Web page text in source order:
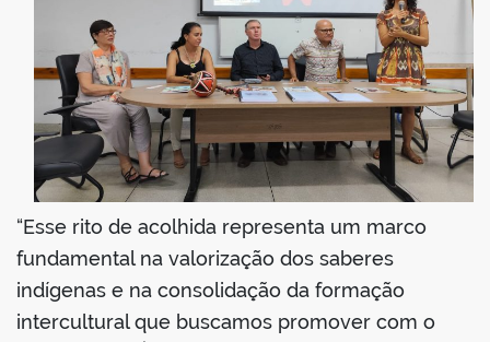
“Esse rito de acolhida representa um marco
fundamental na valorização dos saberes
indígenas e na consolidação da formação
intercultural que buscamos promover com o